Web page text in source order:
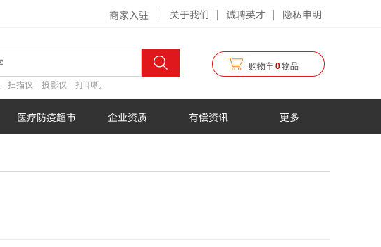
扫描仪 投影仪 打印机
关于我们 诚聘英才 隐私申明
购物车0物品
商家入驻
医疗防疫超市 企业资质 有偿资讯 更多